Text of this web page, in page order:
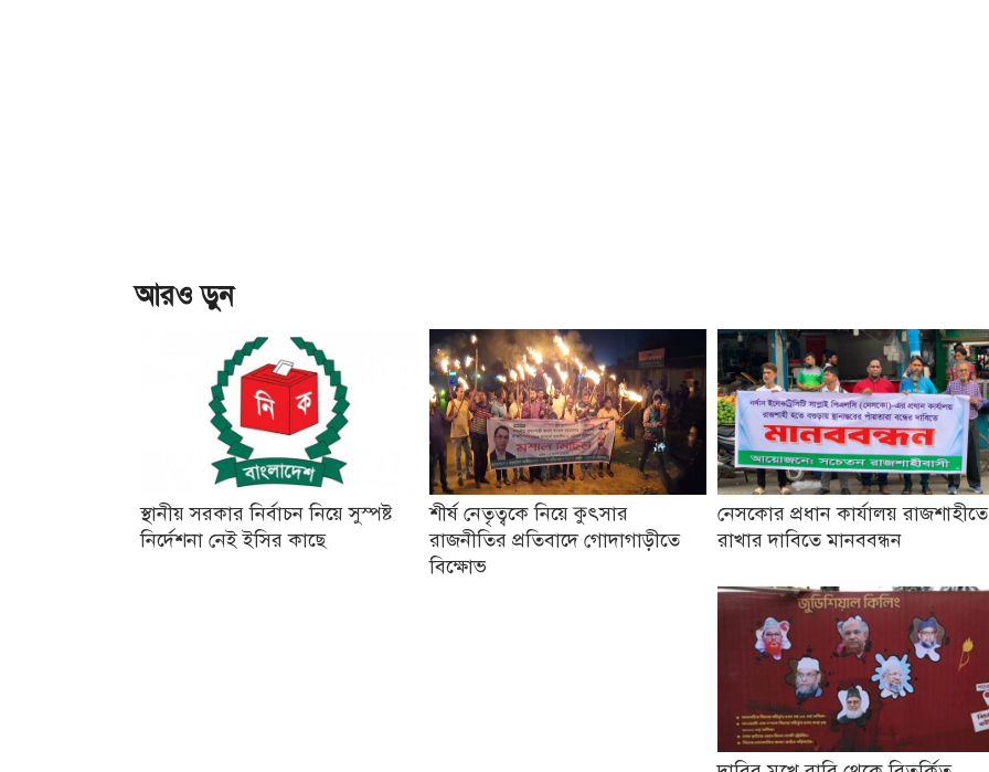
আরও ড়ুন
স্থানীয় সরকার নির্বাচন নিয়ে সুস্পষ্ট
নির্দেশনা নেই ইসির কাছে
শীর্ষ নেতৃত্বকে নিয়ে কুৎসার
রাজনীতির প্রতিবাদে গোদাগাড়ীতে
বিক্ষোভ
নেসকোর প্রধান কার্যালয় রাজশাহীতে
রাখার দাবিতে মানববন্ধন